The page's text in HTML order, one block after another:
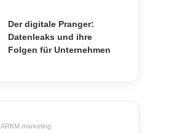
Der digitale Pranger:
Datenleaks und ihre
Folgen für Unternehmen
ARKM.marketing